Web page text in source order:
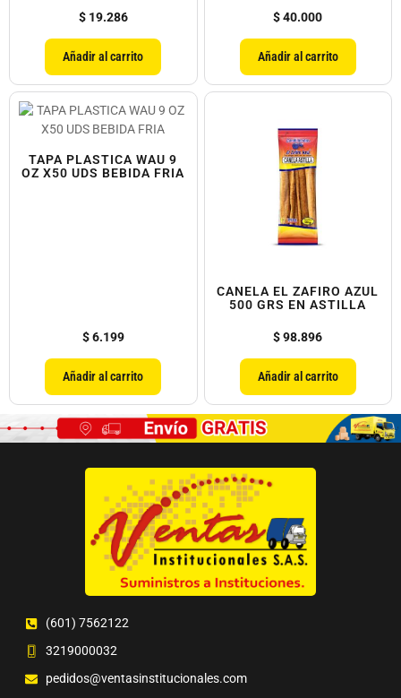
$19.286
Añadir al carrito
$40.000
Añadir al carrito
TAPA PLASTICA WAU 9
OZ X50 UDS BEBIDA FRIA
$6.199
Añadir al carrito
CANELA EL ZAFIRO AZUL
500 GRS EN ASTILLA
$98.896
Añadir al carrito
(601) 7562122
3219000032
pedidos@ventasinstitucionales.com